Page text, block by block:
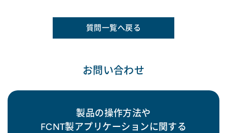
質問一覧へ戻る
お問い合わせ
製品の操作方法や
FCNT製アプリケーションに関する